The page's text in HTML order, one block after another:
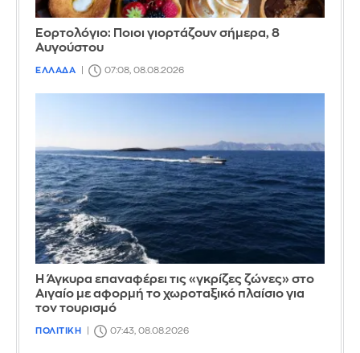
Εορτολόγιο: Ποιοι γιορτάζουν σήμερα, 8
Αυγούστου
ΕΛΛΑΔΑ 07:08, 08.08.2026
Η Άγκυρα επαναφέρει τις «γκρίζες ζώνες» στο
Αιγαίο με αφορμή το χωροταξικό πλαίσιο για
τον τουρισμό
ΠΟΛΙΤΙΚΗ 07:43, 08.08.2026